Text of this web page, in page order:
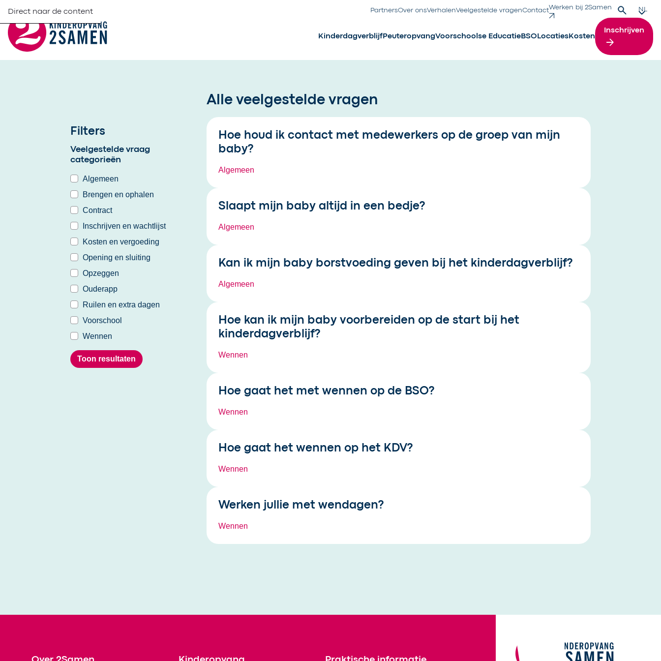
Direct naar de content PartnersOver onsVerhalenVeelgestelde vragenContactWerken bij 2Samen Zoek NL
Kinderdagverblijf PeuteropvangVoorschoolse Educatie BSO Locaties Kosten
Inschrijven
Filters
Veelgestelde vraag
categorieën
Algemeen
Brengen en ophalen
Contract
Inschrijven en wachtlijst
Kosten en vergoeding
Opening en sluiting
Opzeggen
Ouderapp
Ruilen en extra dagen
Voorschool
Wennen
Toon resultaten
Alle veelgestelde vragen
met een filter op en wennen.
Lijst weergave
Hoe houd ik contact met medewerkers op de groep van mijn
baby?
Algemeen
Slaapt mijn baby altijd in een bedje?
Algemeen
Kan ik mijn baby borstvoeding geven bij het kinderdagverblijf?
Algemeen
Hoe kan ik mijn baby voorbereiden op de start bij het
kinderdagverblijf?
Wennen
Hoe gaat het met wennen op de BSO?
Wennen
Hoe gaat het wennen op het KDV?
Wennen
Werken jullie met wendagen?
Wennen